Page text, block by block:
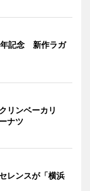
年記念 新作ラガ
リンベーカリ
ナツ
レンスが「横浜